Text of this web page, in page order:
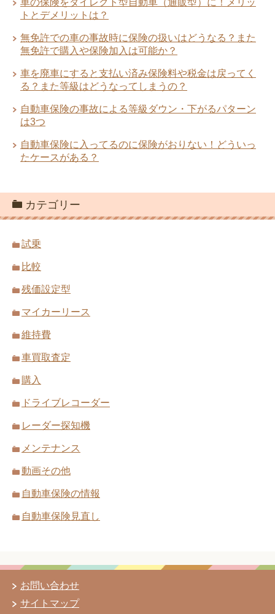
車の保険をダイレクト型自動車（通販型）に！メリッ
トとデメリットは？
無免許での車の事故時に保険の扱いはどうなる？また
無免許で購入や保険加入は可能か？
車を廃車にすると支払い済み保険料や税金は戻ってく
る？また等級はどうなってしまうの？
自動車保険の事故による等級ダウン・下がるパターン
は3つ
自動車保険に入ってるのに保険がおりない！どういっ
たケースがある？
カテゴリー
試乗
比較
残価設定型
マイカーリース
維持費
車買取査定
購入
ドライブレコーダー
レーダー探知機
メンテナンス
動画その他
自動車保険の情報
自動車保険見直し
お問い合わせ
サイトマップ